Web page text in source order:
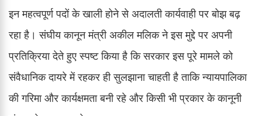
इन महत्वपूर्ण पदों के खाली होने से अदालती कार्यवाही पर बोझ बढ़
रहा है। संघीय कानून मंत्री अकील मलिक ने इस मुद्दे पर अपनी
प्रतिक्रिया देते हुए स्पष्ट किया है कि सरकार इस पूरे मामले को
संवैधानिक दायरे में रहकर ही सुलझाना चाहती है ताकि न्यायपालिका
की गरिमा और कार्यक्षमता बनी रहे और किसी भी प्रकार के कानूनी